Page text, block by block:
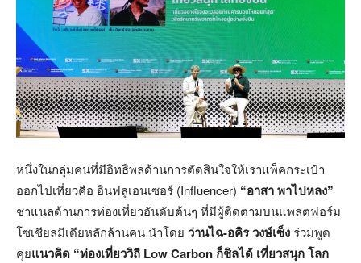
หนึ่งในกลุ่มคนที่มีอิทธิพลด้านการตัดสินใจให้เราแพ็คกระเป๋า
ออกไปเที่ยวคือ อินฟลูเอนเซอร์ (Influencer) “อาสา พาไปหลง”
ชาแนลด้านการท่องเที่ยวอันดับต้นๆ ที่มีผู้ติดตามบนแพลตฟอร์ม
โซเชียลมีเดียหลักล้านคน นำโดย ว่านไฉ-อคิร วงษ์เซ็ง ร่วมพูด
คุยแนวคิด “ท่องเที่ยววิถี Low Carbon ก็ชิลได้ เที่ยวสนุก โลก